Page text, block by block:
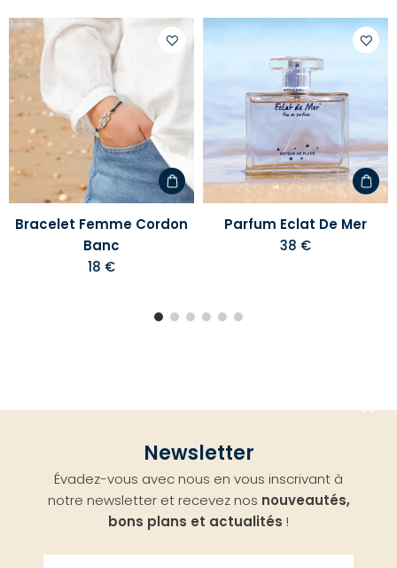
votre
liste
d'envies
Bracelet Femme Cordon
Banc
18 €
Parfum Eclat De Mer
38 €
Newsletter
Évadez-vous avec nous en vous inscrivant à
notre newsletter et recevez nos nouveautés,
bons plans et actualités !